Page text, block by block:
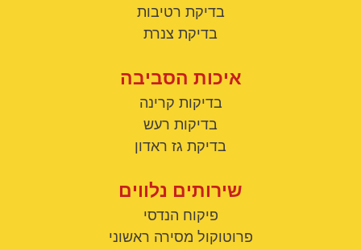
בדיקת רטיבות
בדיקת צנרת
איכות הסביבה
בדיקות קרינה
בדיקות רעש
בדיקת גז ראדון
שירותים נלווים
פיקוח הנדסי
פרוטוקול מסירה ראשוני